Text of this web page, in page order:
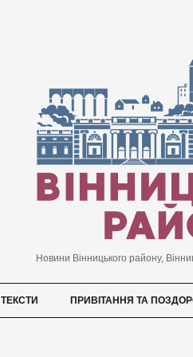
Новини Вінницького району,
ТЕКСТИ ПРИВІТАННЯ ТА